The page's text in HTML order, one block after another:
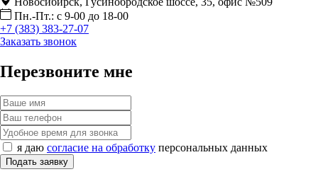
Пн.-Пт.: с 9-00 до 18-00
+7 (383) 383-27-07
Заказать звонок
Перезвоните мне
я даю согласие на обработку персональных данных